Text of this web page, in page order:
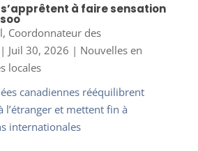
s’apprêtent à faire sensation
Coordonnateur des
Juil 30, 2026 | Nouvelles en
locales